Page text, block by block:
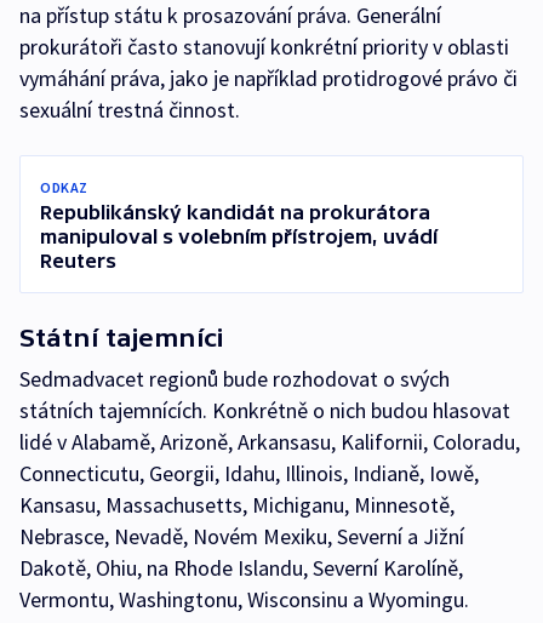
na přístup státu k prosazování práva. Generální
prokurátoři často stanovují konkrétní priority v oblasti
vymáhání práva, jako je například protidrogové právo či
sexuální trestná činnost.
ODKAZ
Republikánský kandidát na prokurátora
manipuloval s volebním přístrojem, uvádí
Reuters
Státní tajemníci
Sedmadvacet regionů bude rozhodovat o svých
státních tajemnících. Konkrétně o nich budou hlasovat
lidé v Alabamě, Arizoně, Arkansasu, Kalifornii, Coloradu,
Connecticutu, Georgii, Idahu, Illinois, Indianě, Iowě,
Kansasu, Massachusetts, Michiganu, Minnesotě,
Nebrasce, Nevadě, Novém Mexiku, Severní a Jižní
Dakotě, Ohiu, na Rhode Islandu, Severní Karolíně,
Vermontu, Washingtonu, Wisconsinu a Wyomingu.